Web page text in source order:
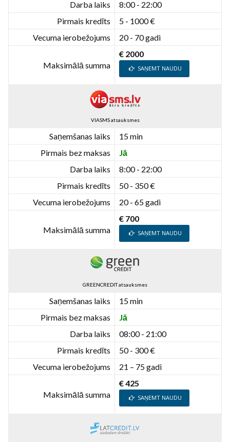
Darba laiks
8:00 - 22:00
Pirmais kredīts
5 - 1000 €
Vecuma ierobežojums
20 - 70 gadi
Maksimālā summa
€ 2000
SAŅEMT NAUDU
VIASMS atsauksmes
Saņemšanas laiks
15 min
Pirmais bez maksas
Jā
Darba laiks
8:00 - 22:00
Pirmais kredīts
50 - 350 €
Vecuma ierobežojums
20 - 65 gadi
Maksimālā summa
€ 700
SAŅEMT NAUDU
GREENCREDIT atsauksmes
Saņemšanas laiks
15 min
Pirmais bez maksas
Jā
Darba laiks
08:00 - 21:00
Pirmais kredīts
50 - 300 €
Vecuma ierobežojums
21 – 75 gadi
Maksimālā summa
€ 425
SAŅEMT NAUDU